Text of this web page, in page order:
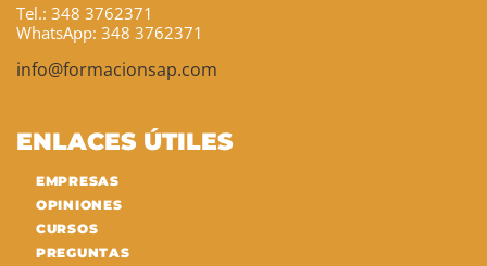
Tel.: 348 3762371
WhatsApp: 348 3762371
info@formacionsap.com
ENLACES ÚTILES
EMPRESAS
OPINIONES
CURSOS
PREGUNTAS